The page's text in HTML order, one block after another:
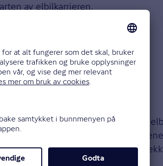
av elbilkarrieren.
sitt. Selv har Haukenes kjørt
overraskes over hvor fort
og 50 000 km ut av et sett med